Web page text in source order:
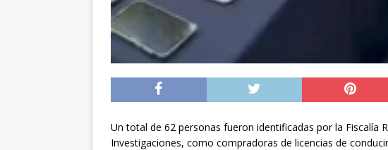
Un total de 62 personas fueron identificadas por la Fiscalía
Investigaciones, como compradoras de licencias de